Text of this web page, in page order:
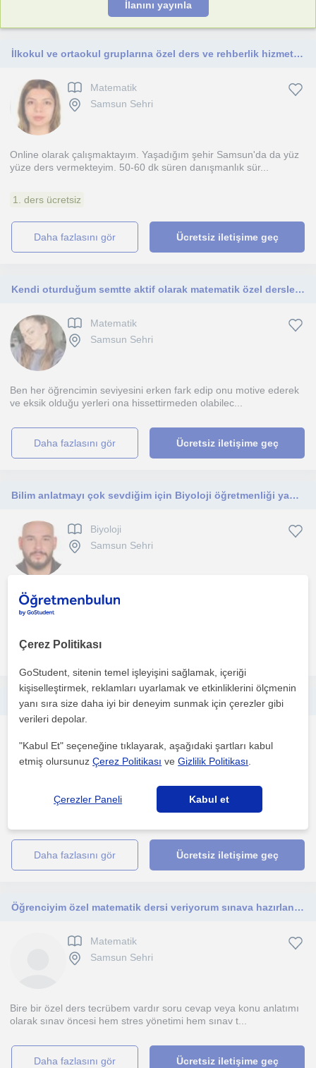
İlanını yayınla
İlkokul ve ortaokul gruplarına özel ders ve rehberlik hizmeti vermekteyim.
Matematik
Samsun Sehri
Online olarak çalışmaktayım. Yaşadığım şehir Samsun'da da yüz
yüze ders vermekteyim. 50-60 dk süren danışmanlık sür...
1. ders ücretsiz
daha fazlasını gör Ücretsiz iletişime geç
Kendi oturduğum semtte aktif olarak matematik özel dersleri vermekteyim. Öğrencilerim ilkokul, ortaokul seviyelerinde olmaktadır.
Matematik
Samsun Sehri
Ben her öğrencimin seviyesini erken fark edip onu motive ederek
ve eksik olduğu yerleri ona hissettirmeden olabilec...
daha fazlasını gör Ücretsiz iletişime geç
Bilim anlatmayı çok sevdiğim için Biyoloji öğretmenliği yapıyorum, ortaokul ve üstü her öğrenciye ders verebilirim.
Biyoloji
Samsun Sehri
Konuları günlük hayatla ilişkilendirerek öğrencinin hafızasına daha
kolay işleyecek ve ilgisini çekecek şekilde ile...
daha fazlasını gör
Samsun Sehri
Bire bir eğitimde deneyimli bir adayım. Öğrencinin eksiklerine
uygun çalışma programı hazırlar ve takip ederim. Öğr...
daha fazlasını gör Ücretsiz iletişime geç
Öğrenciyim özel matematik dersi veriyorum sınava hazırlanmak isteyenler ulaşabilir
Matematik
Samsun Sehri
Bire bir özel ders tecrübem vardır soru cevap veya konu anlatımı
olarak sınav öncesi hem stres yönetimi hem sınav t...
daha fazlasını gör Ücretsiz iletişime geç
Çerez Politikası
GoStudent, sitenin temel işleyişini sağlamak, içeriği
kişiselleştirmek, reklamları uyarlamak ve etkinliklerini ölçmenin
yanı sıra size daha iyi bir deneyim sunmak için çerezler gibi
verileri depolar.
"Kabul Et" seçeneğine tıklayarak, aşağıdaki şartları kabul
etmiş olursunuzÇerez Politikası veGizlilik Politikası
Çerezler Paneli Kabul et